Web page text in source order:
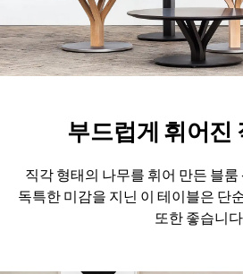
부드럽게 휘어진
직각 형태의 나무를 휘어 만든 블
독특한 미감을 지닌 이 테이블은 단
또한 좋습니